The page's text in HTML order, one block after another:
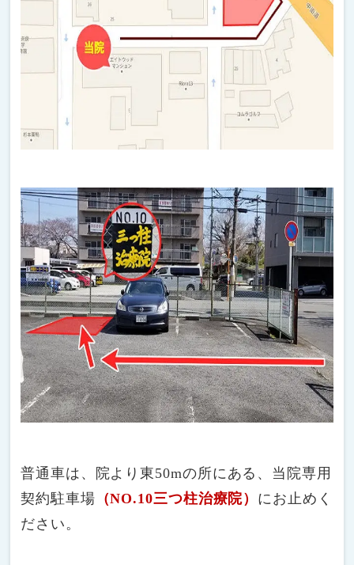
普通車は、院より東50mの所にある、当院専用
契約駐車場 （NO.10三つ柱治療院） にお止めく
ださい。